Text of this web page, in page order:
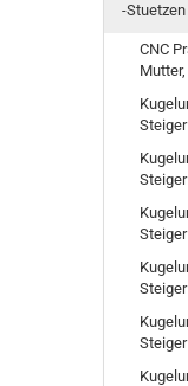
-Stuetzen
CNC